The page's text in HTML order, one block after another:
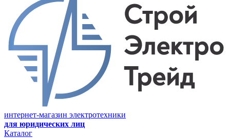
интернет-магазин электротехники
для юридических лиц
Каталог